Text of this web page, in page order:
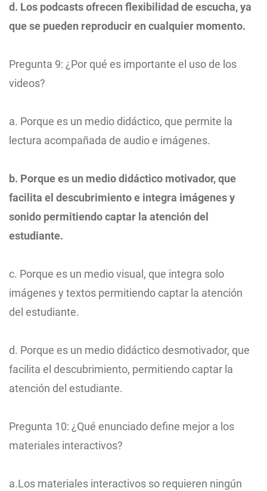
d. Los podcasts ofrecen flexibilidad de escucha, ya
que se pueden reproducir en cualquier momento.
Pregunta 9: ¿Por qué es importante el uso de los
videos?
a. Porque es un medio didáctico, que permite la
lectura acompañada de audio e imágenes.
b. Porque es un medio didáctico motivador, que
facilita el descubrimiento e integra imágenes y
sonido permitiendo captar la atención del
estudiante.
c. Porque es un medio visual, que integra solo
imágenes y textos permitiendo captar la atención
del estudiante.
d. Porque es un medio didáctico desmotivador, que
facilita el descubrimiento, permitiendo captar la
atención del estudiante.
Pregunta 10: ¿Qué enunciado define mejor a los
materiales interactivos?
a.Los materiales interactivos so requieren ningún